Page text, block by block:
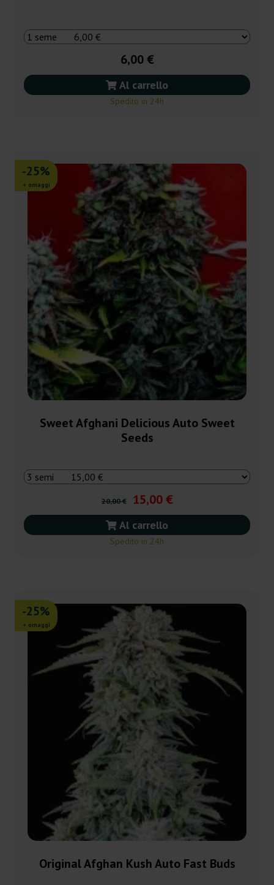
6,00 €
Al carrello
Spedito in 24h
-25%
+ omaggi
Sweet Afghani Delicious Auto Sweet
Seeds
20,00 € 15,00 €
Al carrello
Spedito in 24h
-25%
+ omaggi
Original Afghan Kush Auto Fast Buds